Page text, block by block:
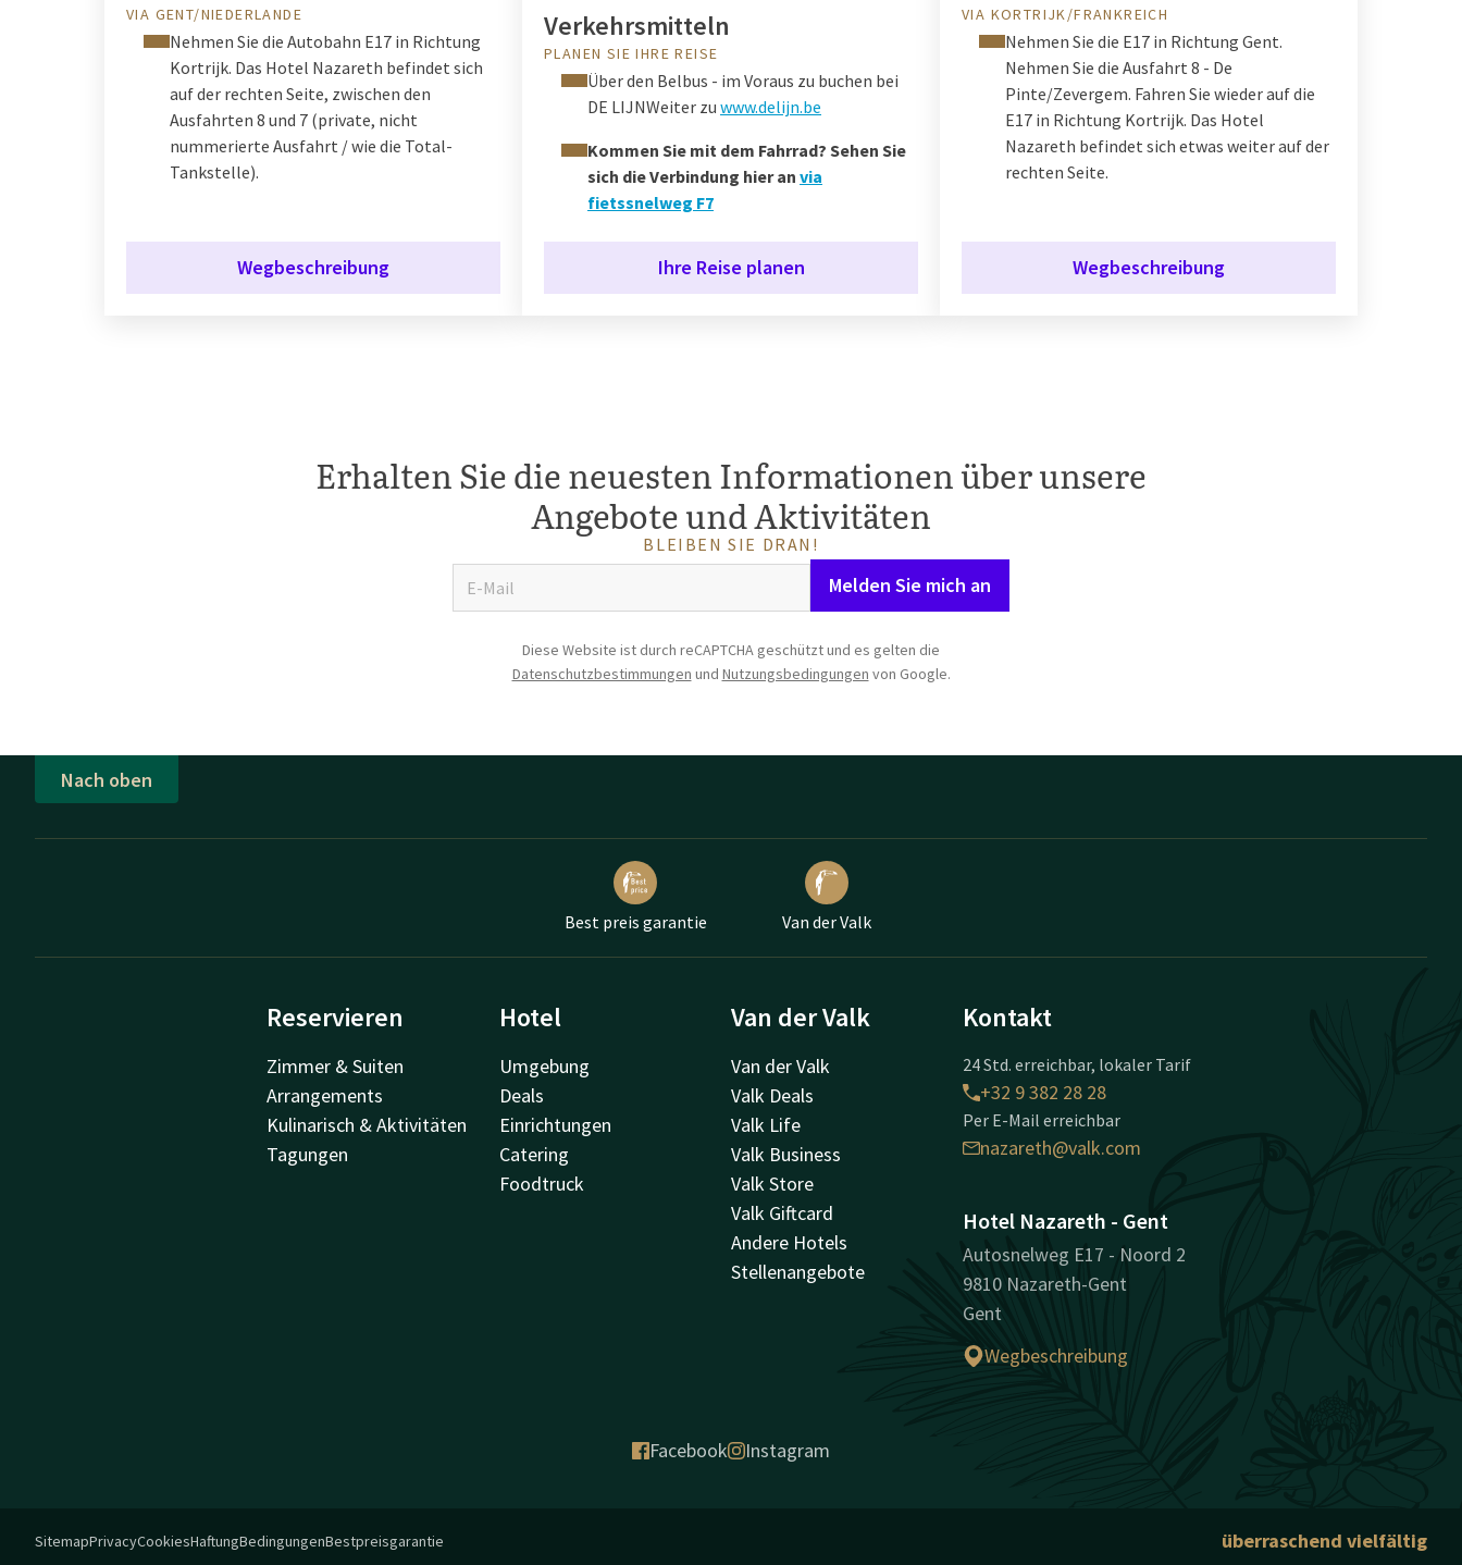
VIA GENT/NIEDERLANDE
Nehmen Sie die Autobahn E17 in Richtung
Kortrijk. Das Hotel Nazareth befindet sich
auf der rechten Seite, zwischen den
Ausfahrten 8 und 7 (private, nicht
nummerierte Ausfahrt / wie die Total-
Tankstelle).
Wegbeschreibung
Verkehrsmitteln
PLANEN SIE IHRE REISE
Über den Belbus - im Voraus zu buchen bei
DE LIJNWeiter zu www.delijn.be
Kommen Sie mit dem Fahrrad? Sehen Sie
sich die Verbindung hier an via
fietssnelweg F7
Ihre Reise planen
VIA KORTRIJK/FRANKREICH
Nehmen Sie die E17 in Richtung Gent.
Nehmen Sie die Ausfahrt 8 - De
Pinte/Zevergem. Fahren Sie wieder auf die
E17 in Richtung Kortrijk. Das Hotel
Nazareth befindet sich etwas weiter auf der
rechten Seite.
Wegbeschreibung
Erhalten Sie die neuesten Informationen über unsere
Angebote und Aktivitäten
BLEIBEN SIE DRAN!
Melden Sie mich an
Diese Website ist durch reCAPTCHA geschützt und es gelten die
Datenschutzbestimmungen und Nutzungsbedingungen von Google.
Nach oben
Best preis garantie Van der Valk
Reservieren
Zimmer & Suiten
Arrangements
Kulinarisch & Aktivitäten
Tagungen
Hotel
Umgebung
Deals
Einrichtungen
Catering
Foodtruck
Van der Valk
Van der Valk
Valk Deals
Valk Life
Valk Business
Valk Store
Valk Giftcard
Andere Hotels
Stellenangebote
Kontakt
24 Std. erreichbar, lokaler Tarif
+32 9 382 28 28
Per E-Mail erreichbar
nazareth@valk.com
Hotel Nazareth - Gent
Autosnelweg E17 - Noord 2
9810 Nazareth-Gent
Gent
Wegbeschreibung
Facebook Instagram
überraschend vielfältig
SitemapPrivacyCookiesHaftungBedingungenBestpreisgarantie